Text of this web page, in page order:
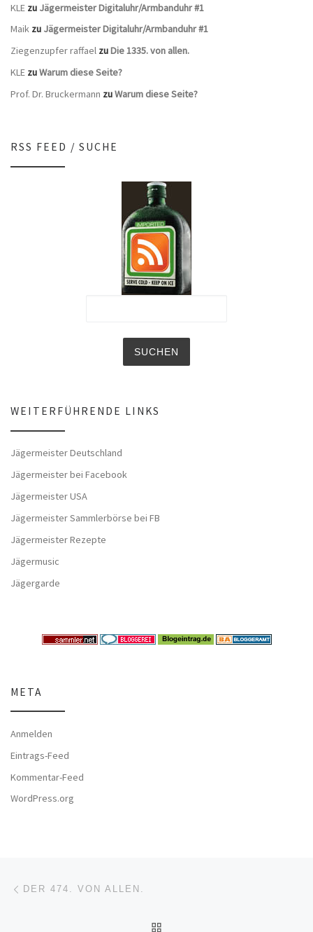
KLE zu Jägermeister Digitaluhr/Armbanduhr #1
Maik zu Jägermeister Digitaluhr/Armbanduhr #1
Ziegenzupfer raffael zuDie 1335. von allen.
KLE zuWarum diese Seite?
Prof. Dr. Bruckermann zuWarum diese Seite?
RSS FEED / SUCHE
WEITERFÜHRENDE LINKS
Jägermeister Deutschland
Jägermeister bei Facebook
Jägermeister USA
Jägermeister Sammlerbörse bei FB
Jägermeister Rezepte
Jägermusic
Jägergarde
META
Anmelden
Eintrags-Feed
Kommentar-Feed
WordPress.org
Beitragsnavigation
DER 474. VON ALLEN.